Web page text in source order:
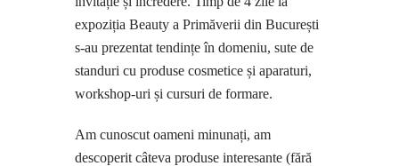
expoziția Beauty a Primăverii din București
s-au prezentat tendințe în domeniu, sute de
standuri cu produse cosmetice și aparaturi,
workshop-uri și cursuri de formare.
Am cunoscut oameni minunați, am
descoperit câteva produse interesante (fără